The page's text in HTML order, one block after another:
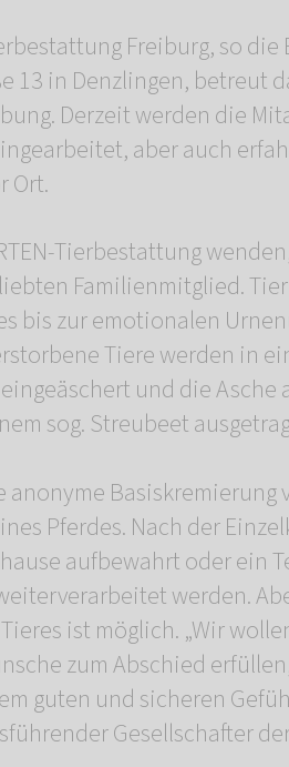
Freiburg, so
13 in Denzlingen, betreut
Derzeit werden die
aber auch
Ort.
Tierbestattung
Familienmitglied.
bis zur emotionalen
Tiere werden in
und die Asche
sog. Streubeet
anonyme Basiskremierung
Pferdes. Nach der
aufbewahrt oder ein
werden.
ist möglich. „Wir
zum Abschied
guten und sicheren
Gesellschafter der